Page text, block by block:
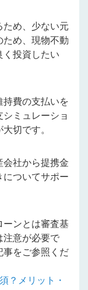
め、少ない元
め、現物不動
投資したい
費の支払いを
ミュレーショ
切です。
社から提携金
ついてサポー
ンとは審査基
意が必要で
をご参照くだ
？メリット・